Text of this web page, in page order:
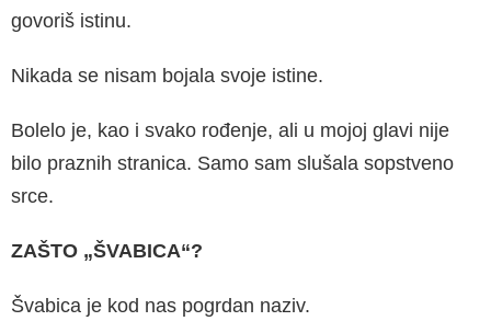
govoriš istinu.
Nikada se nisam bojala svoje istine.
Bolelo je, kao i svako rođenje, ali u mojoj gla­vi nije
bilo praznih stranica. Samo sam slušala sopstveno
srce.
ZAŠTO „ŠVABICA“?
Švabica je kod nas pogrdan naziv.